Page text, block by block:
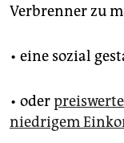
Verbrenner zu
• eine sozial
• oder
niedrigem